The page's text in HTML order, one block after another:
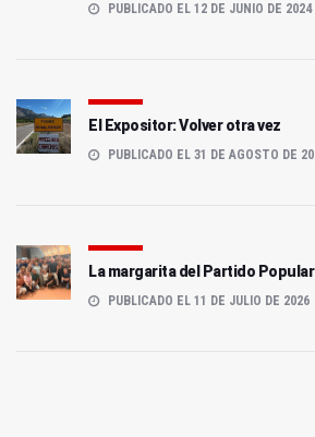
PUBLICADO EL 12 DE JUNIO DE 2024
El Expositor: Volver otra vez
PUBLICADO EL 31 DE AGOSTO DE
La margarita del Partido
PUBLICADO EL 11 DE JULIO DE 2026